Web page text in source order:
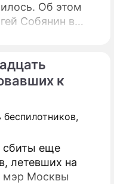
Об этом
Собянин в
его словам, в
по ликвидации
к
еще
летевших на
мэр Москвы